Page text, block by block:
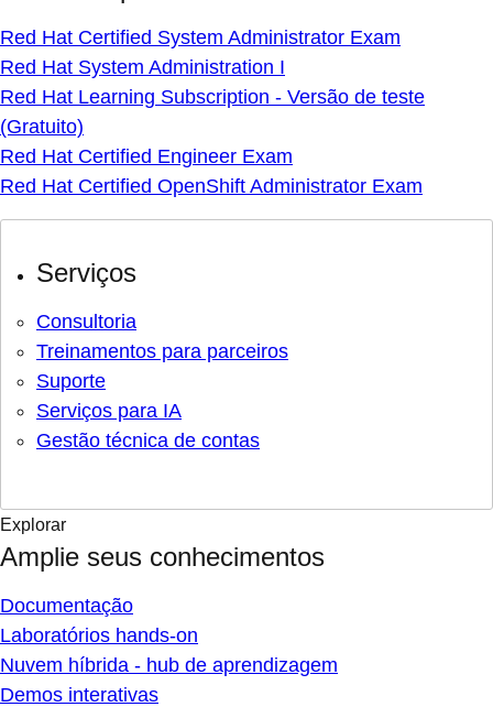
Red Hat Certified System Administrator Exam
Red Hat System Administration I
Red Hat Learning Subscription - Versão de teste
(Gratuito)
Red Hat Certified Engineer Exam
Red Hat Certified OpenShift Administrator Exam
Serviços
Consultoria
Treinamentos para parceiros
Suporte
Serviços para IA
Gestão técnica de contas
Explorar
Amplie seus conhecimentos
Documentação
Laboratórios hands-on
Nuvem híbrida - hub de aprendizagem
Demos interativas